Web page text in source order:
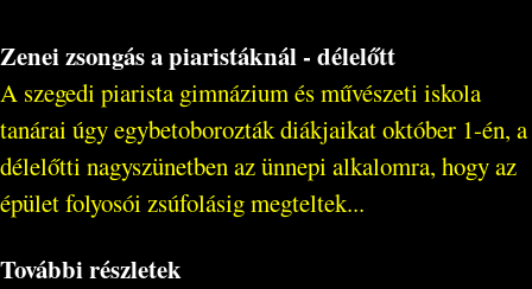
Zenei zsongás a piaristáknál - délelőtt
A szegedi piarista gimnázium és művészeti iskola
tanárai úgy egybetoborozták diákjaikat október 1-én, a
délelőtti nagyszünetben az ünnepi alkalomra, hogy az
épület folyosói zsúfolásig megteltek...
További részletek